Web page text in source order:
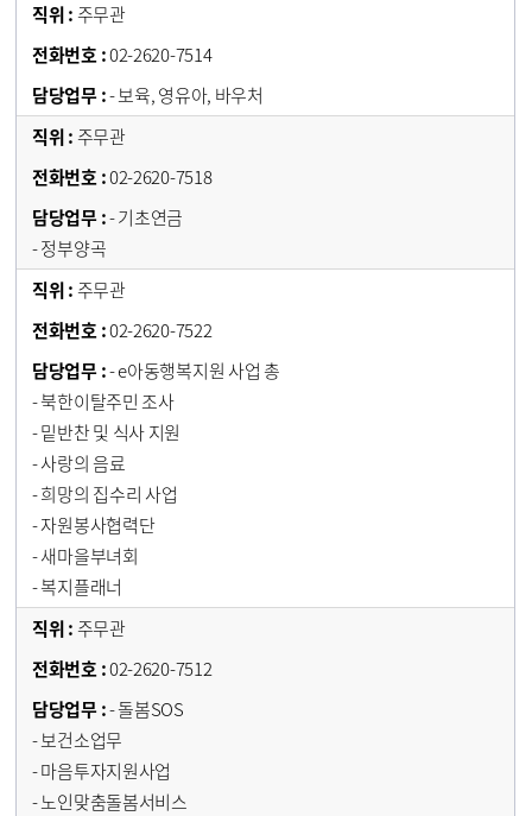
주무관
02-2620-7514
- 보육, 영유아, 바우처
주무관
02-2620-7518
- 기초연금
- 정부양곡
주무관
02-2620-7522
- e아동행복지원 사업 총
- 북한이탈주민 조사
- 밑반찬 및 식사 지원
- 사랑의 음료
- 희망의 집수리 사업
- 자원봉사협력단
- 새마을부녀회
- 복지플래너
주무관
02-2620-7512
- 돌봄SOS
- 보건소업무
- 마음투자지원사업
- 노인맞춤돌봄서비스